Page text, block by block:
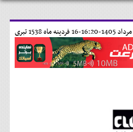
16 فردينه ماه 1538 تبری